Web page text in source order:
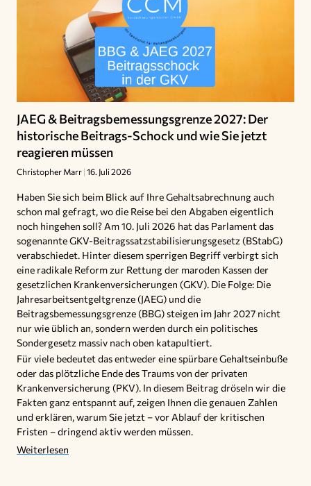
JAEG & Beitragsbemessungsgrenze 2027: Der
historische Beitrags-Schock und wie Sie jetzt
reagieren müssen
Christopher Marr 16. Juli 2026
Haben Sie sich beim Blick auf Ihre Gehaltsabrechnung auch
schon mal gefragt, wo die Reise bei den Abgaben eigentlich
noch hingehen soll? Am 10. Juli 2026 hat das Parlament das
sogenannte GKV-Beitragssatzstabilisierungsgesetz (BStabG)
verabschiedet. Hinter diesem sperrigen Begriff verbirgt sich
eine radikale Reform zur Rettung der maroden Kassen der
gesetzlichen Krankenversicherungen (GKV). Die Folge: Die
Jahresarbeitsentgeltgrenze (JAEG) und die
Beitragsbemessungsgrenze (BBG) steigen im Jahr 2027 nicht
nur wie üblich an, sondern werden durch ein politisches
Sondergesetz massiv nach oben katapultiert.
Für viele bedeutet das entweder eine spürbare Gehaltseinbuße
oder das plötzliche Ende des Traums von der privaten
Krankenversicherung (PKV). In diesem Beitrag dröseln wir die
Fakten ganz entspannt auf, zeigen Ihnen die genauen Zahlen
und erklären, warum Sie jetzt – vor Ablauf der kritischen
Fristen – dringend aktiv werden müssen.
Weiterlesen